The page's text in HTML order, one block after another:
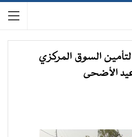
السوق المركزي
عيد الأضحى